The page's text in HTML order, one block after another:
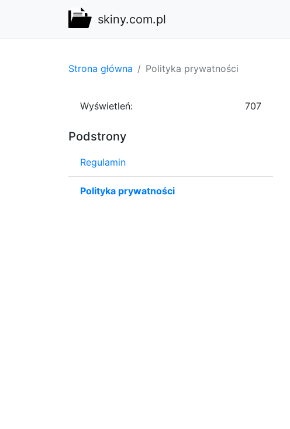
skiny.com.pl
Strona główna Polityka prywatności
Wyświetleń: 707
Podstrony
Regulamin
Polityka prywatności